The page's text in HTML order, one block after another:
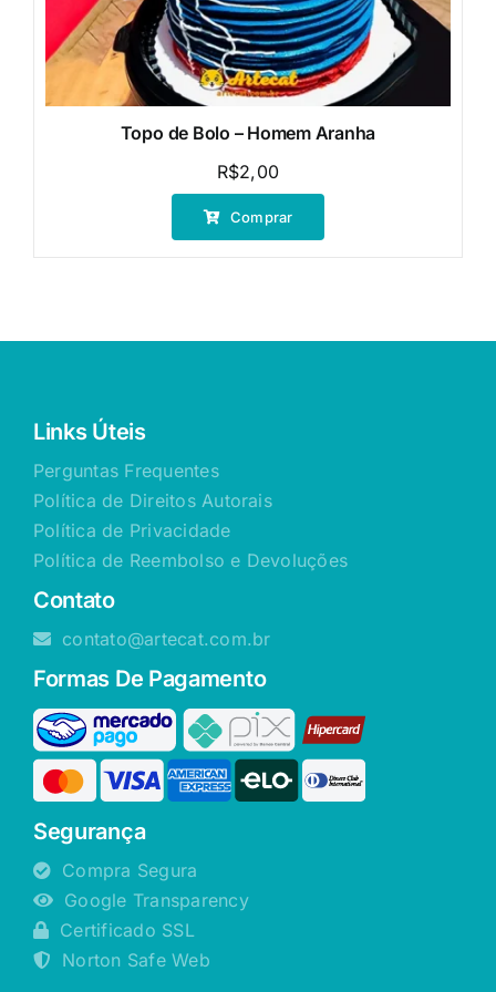
Topo de Bolo – Homem Aranha
R$2,00
Comprar
Links Úteis
Perguntas Frequentes
Política de Direitos Autorais
Política de Privacidade
Política de Reembolso e Devoluções
Contato
contato@artecat.com.br
Formas De Pagamento
Segurança
Compra Segura
Google Transparency
Certificado SSL
Norton Safe Web